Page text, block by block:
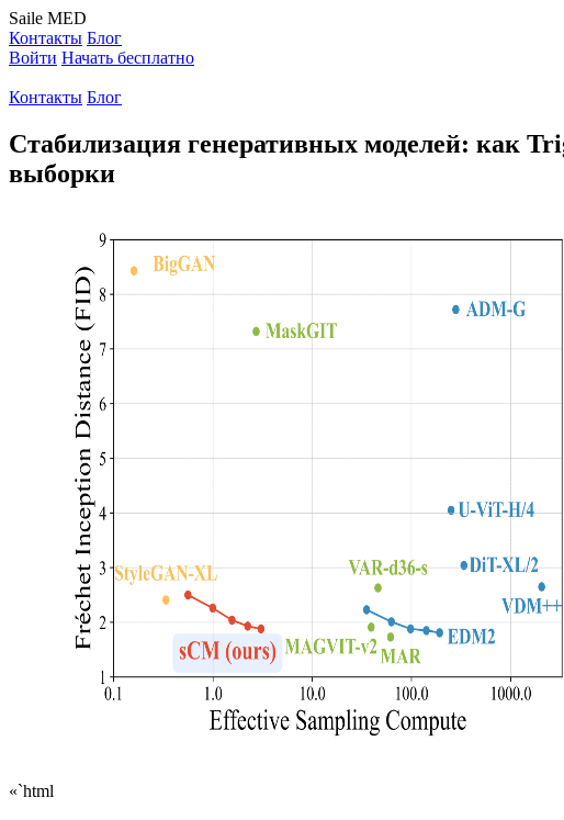
Saile MED
Контакты Блог
Войти Начать бесплатно
Контакты Блог
Стабилизация генеративных моделей: как
выборки
«`html